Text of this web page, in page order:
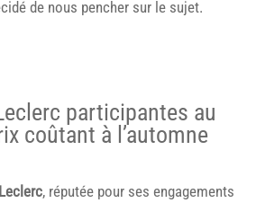
de nous pencher sur le sujet.
participantes au
coûtant à l’automne
Leclerc, réputée pour ses engagements